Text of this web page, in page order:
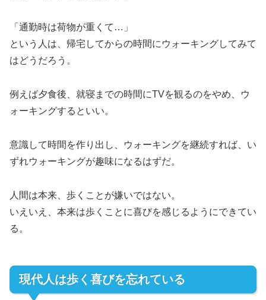
「通勤時は荷物が重くて…」
という人は、帰宅してからの時間にウォーキングしてみて
はどうだろう。
例えば夕食後、就寝までの時間にTVを観るのをやめ、ウ
ォーキングするといい。
意識して時間を作り出し、ウォーキングを継続すれば、い
ずれウォーキングが趣味になるはずだ。
人間は本来、歩くことが嫌いではない。
いえいえ、本来は歩くことに喜びを感じるようにできてい
る。
現代人は歩く喜びを忘れている